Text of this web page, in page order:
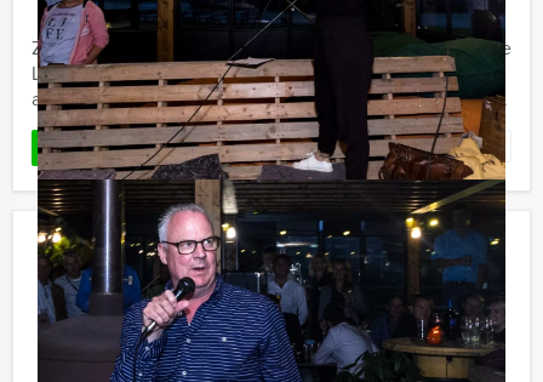
Zijn jullie ook een groot fan van de populaire Netflixserie
La Casa de Papel en hebben jullie jezelf altijd al
afgevraagd hoe het is om een ultieme roof als deze te ...
LEES MEER Favoriet
Ik Hou Van Holland Lunch Heerlen
Vanaf€ 54,50 p.p. excl. BTW
Vanaf 12 personen ‐ 3 uur en 30 minuten